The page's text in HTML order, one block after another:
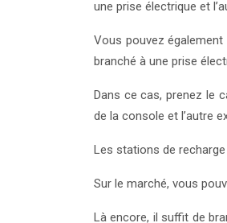
une prise électrique et
Vous pouvez
branché à une prise
Dans ce cas, prenez le
de la console et l’autre
Les stations de
Sur le marché, vous
Là encore, il suffit de